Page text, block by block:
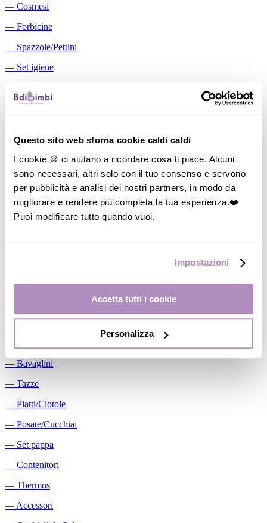
Questo sito web sforna cookie caldi caldi
I cookie 🍪 ci aiutano a ricordare cosa ti piace. Alcuni
sono necessari, altri solo con il tuo consenso e servono
per pubblicità e analisi dei nostri partners, in modo da
migliorare e rendere più completa la tua esperienza.❤️
Puoi modificare tutto quando vuoi.
Impostazioni
Accetta tutti i cookie
Personalizza
― Cosmesi
― Forbicine
― Spazzole/Pettini
― Set igiene
Aspiratori nasali manuali
―
Cuscini allattamento
―Biberon
―
Tettarelle
―Succhietti
Conservalatte Materno
―Massaggiagengive
― Bavaglini
― Tazze
― Piatti/Ciotole
― Posate/Cucchiai
― Set pappa
― Contenitori
― Thermos
― Accessori